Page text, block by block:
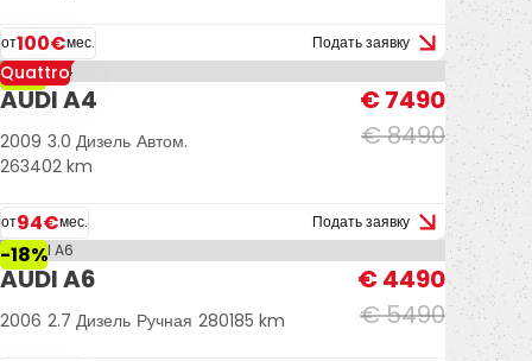
от100€мес. Подать заявку
-12%
Quattro
AUDI A4
€ 8490
€ 7490
2009 3.0 Дизель Автом.
263402 km
от94€мес. Подать заявку
-18%
AUDI A6
€ 5490
€ 4490
2006 2.7 Дизель Ручная 280185 km